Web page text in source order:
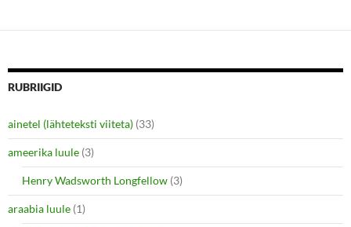
o d
RUBRIIGID
ainetel (lähteteksti viiteta) (33)
ameerika luule (3)
Henry Wadsworth Longfellow (3)
araabia luule (1)